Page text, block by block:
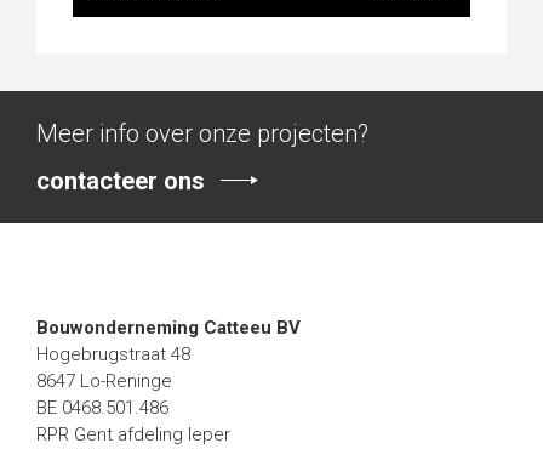
appartement Lo
Meer info over onze projecten?
contacteer ons
Bouwonderneming Catteeu BV
Hogebrugstraat 48
8647 Lo-Reninge
BE 0468.501.486
RPR Gent afdeling Ieper